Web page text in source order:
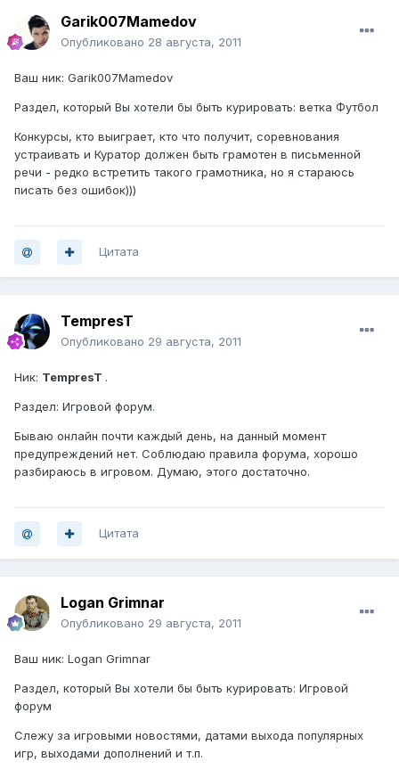
Garik007Mamedov
Опубликовано 28 августа, 2011
Ваш ник: Garik007Mamedov
Раздел, который Вы хотели бы быть курировать: ветка Футбол
Конкурсы, кто выиграет, кто что получит, соревнования
устраивать и Куратор должен быть грамотен в письменной
речи - редко встретить такого грамотника, но я стараюсь
писать без ошибок)))
Цитата
TempresT
Опубликовано 29 августа, 2011
Ник: TempresT .
Раздел: Игровой форум.
Бываю онлайн почти каждый день, на данный момент
предупреждений нет. Соблюдаю правила форума, хорошо
разбираюсь в игровом. Думаю, этого достаточно.
Цитата
Logan Grimnar
Опубликовано 29 августа, 2011
Ваш ник: Logan Grimnar
Раздел, который Вы хотели бы быть курировать: Игровой
форум
Слежу за игровыми новостями, датами выхода популярных
игр, выходами дополнений и т.п.